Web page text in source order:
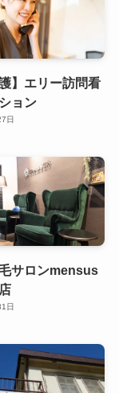
】エリー訪問看
ョン
日
サロンmensus
日